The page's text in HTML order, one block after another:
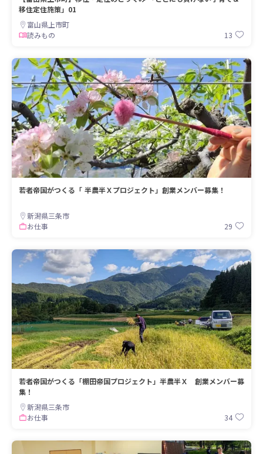
移住定住施策」01
富山県上市町
読みもの
13
若者帝国がつくる「 半農半Ｘプロジェクト」創業メンバー募集！
新潟県三条市
お仕事
29
若者帝国がつくる「棚田帝国プロジェクト」半農半Ｘ 創業メンバー募
集！
新潟県三条市
お仕事
34